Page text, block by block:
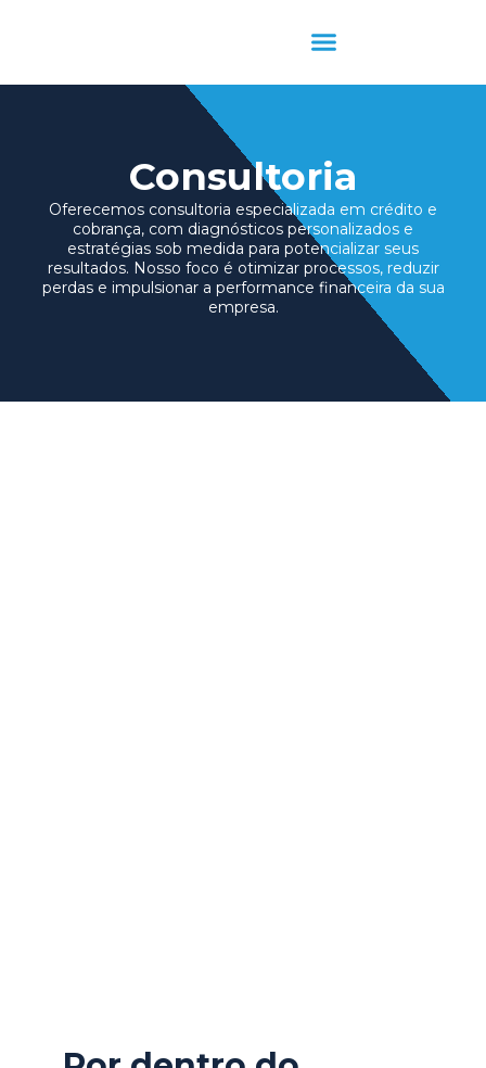
Consultoria
Oferecemos consultoria especializada em crédito e
cobrança, com diagnósticos personalizados e
estratégias sob medida para potencializar seus
resultados. Nosso foco é otimizar processos, reduzir
perdas e impulsionar a performance financeira da sua
empresa.